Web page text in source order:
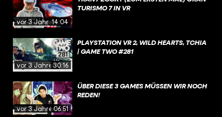
vor 3 Jahren14:04
TURISMO 7 IN VR
vor 3 Jahren30:16
PLAYSTATION VR 2, WILD HEARTS, TCHIA
| GAME TWO #281
vor 3 Jahren06:51
ÜBER DIESE 3 GAMES MÜSSEN WIR NOCH
REDEN!